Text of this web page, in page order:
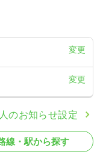
変更
変更
のお知らせ設定
線・駅から探す